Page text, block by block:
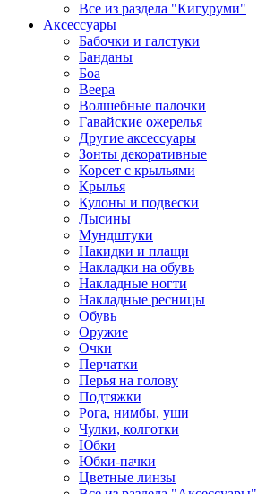
Все из раздела "Кигуруми"
Аксессуары
Бабочки и галстуки
Банданы
Боа
Веера
Волшебные палочки
Гавайские ожерелья
Другие аксессуары
Зонты декоративные
Корсет с крыльями
Крылья
Кулоны и подвески
Лысины
Мундштуки
Накидки и плащи
Накладки на обувь
Накладные ногти
Накладные ресницы
Обувь
Оружие
Очки
Перчатки
Перья на голову
Подтяжки
Рога, нимбы, уши
Чулки, колготки
Юбки
Юбки-пачки
Цветные линзы